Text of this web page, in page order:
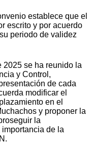
establece que el
escrito y por acuerdo
periodo de validez
se ha reunido la
y Control,
de cada
modificar el
en el
y proponer la
la
de la